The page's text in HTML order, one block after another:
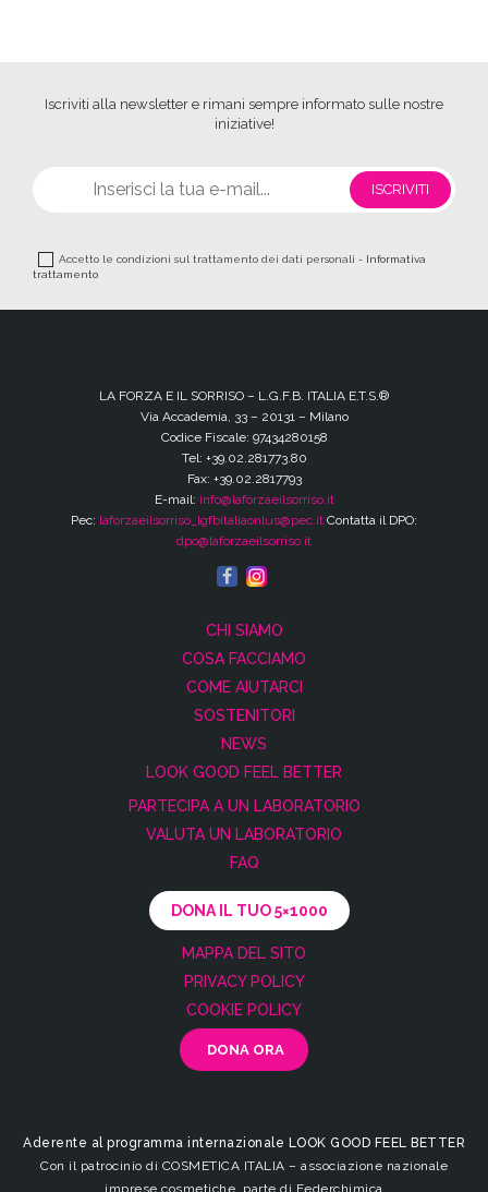
Iscriviti alla newsletter e rimani sempre informato sulle nostre
iniziative!
Accetto le condizioni sul trattamento dei dati personali - Informativa
trattamento
LA FORZA E IL SORRISO – L.G.F.B. ITALIA E.T.S.®
Via Accademia, 33 – 20131 – Milano
Codice Fiscale: 97434280158
Tel: +39.02.281773.80
Fax: +39.02.2817793
E-mail: info@laforzaeilsorriso.it
Pec: laforzaeilsorriso_lgfbitaliaonlus@pec.it Contatta il DPO:
dpo@laforzaeilsorriso.it
CHI SIAMO
COSA FACCIAMO
COME AIUTARCI
SOSTENITORI
NEWS
LOOK GOOD FEEL BETTER
PARTECIPA A UN LABORATORIO
VALUTA UN LABORATORIO
FAQ
DONA IL TUO 5×1000
MAPPA DEL SITO
PRIVACY POLICY
COOKIE POLICY
Aderente al programma internazionale LOOK GOOD FEEL BETTER
Con il patrocinio di COSMETICA ITALIA – associazione nazionale
imprese cosmetiche, parte di Federchimica